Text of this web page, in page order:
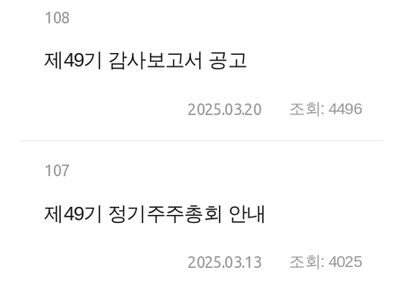
108
제49기 감사보고서 공고
2025.03.20 조회: 4496
107
제49기 정기주주총회 안내
2025.03.13 조회: 4025